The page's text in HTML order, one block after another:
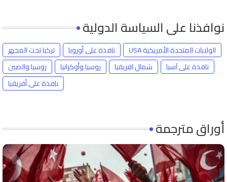
نوافذنا على السياسة الدولية
تركيا تحت المجهر نافذة على أوروبا
الولايات المتحدة الأمريكية USA
روسيا والصين
روسيا وأوكرانيا شمال افريقيا
نافذة على آسيا
نافذة على أفريقيا
أوراق مترجمة